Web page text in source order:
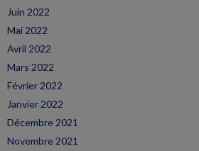
Juin 2022
Mai 2022
Avril 2022
Mars 2022
Février 2022
Janvier 2022
Décembre 2021
Novembre 2021